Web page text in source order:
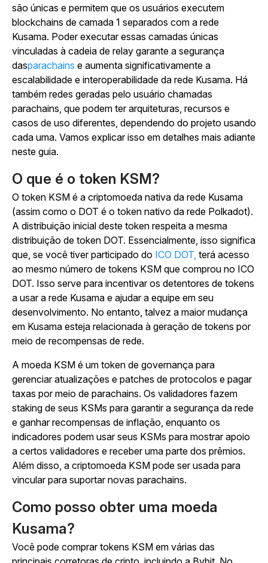
são únicas e permitem que os usuários executem
blockchains de camada 1 separados com a rede
Kusama. Poder executar essas camadas únicas
vinculadas à cadeia de relay garante a segurança
dasparachains e aumenta significativamente a
escalabilidade e interoperabilidade da rede Kusama. Há
também redes geradas pelo usuário chamadas
parachains, que podem ter arquiteturas, recursos e
casos de uso diferentes, dependendo do projeto usando
cada uma. Vamos explicar isso em detalhes mais adiante
neste guia.
O que é o token KSM?
O token KSM é a criptomoeda nativa da rede Kusama
(assim como o DOT é o token nativo da rede Polkadot).
A distribuição inicial deste token respeita a mesma
distribuição de token DOT. Essencialmente, isso significa
que, se você tiver participado do ICO DOT, terá acesso
ao mesmo número de tokens KSM que comprou no ICO
DOT. Isso serve para incentivar os detentores de tokens
a usar a rede Kusama e ajudar a equipe em seu
desenvolvimento. No entanto, talvez a maior mudança
em Kusama esteja relacionada à geração de tokens por
meio de recompensas de rede.
A moeda KSM é um token de governança para
gerenciar atualizações e patches de protocolos e pagar
taxas por meio de parachains. Os validadores fazem
staking de seus KSMs para garantir a segurança da rede
e ganhar recompensas de inflação, enquanto os
indicadores podem usar seus KSMs para mostrar apoio
a certos validadores e receber uma parte dos prêmios.
Além disso, a criptomoeda KSM pode ser usada para
vincular para suportar novas parachains.
Como posso obter uma moeda
Kusama?
Você pode comprar tokens KSM em várias das